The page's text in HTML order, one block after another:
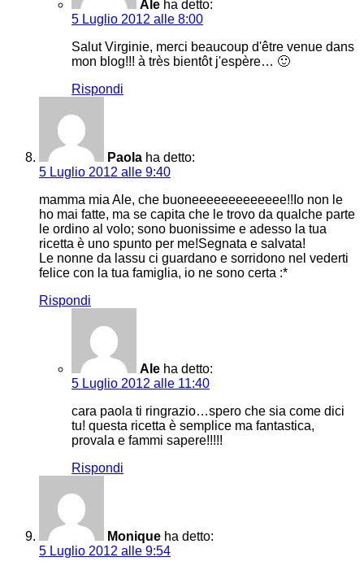
Ale ha detto:
5 Luglio 2012 alle 8:00
Salut Virginie, merci beaucoup d'être venue dans
mon blog!!! à très bientôt j'espère… 🙂
Rispondi
Paola ha detto:
5 Luglio 2012 alle 9:40
mamma mia Ale, che buoneeeeeeeeeeeee!!Io non le
ho mai fatte, ma se capita che le trovo da qualche parte
le ordino al volo; sono buonissime e adesso la tua
ricetta è uno spunto per me!Segnata e salvata!
Le nonne da lassu ci guardano e sorridono nel vederti
felice con la tua famiglia, io ne sono certa :*
Rispondi
Ale ha detto:
5 Luglio 2012 alle 11:40
cara paola ti ringrazio…spero che sia come dici
tu! questa ricetta è semplice ma fantastica,
provala e fammi sapere!!!!!
Rispondi
Monique ha detto:
5 Luglio 2012 alle 9:54